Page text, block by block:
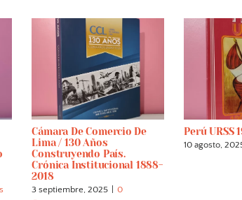
Cámara De Comercio De
Lima / 130 Años
Construyendo País.
Crónica Institucional 1888-
2018
3 septiembre, 2025
0
Perú URSS
10 agosto,